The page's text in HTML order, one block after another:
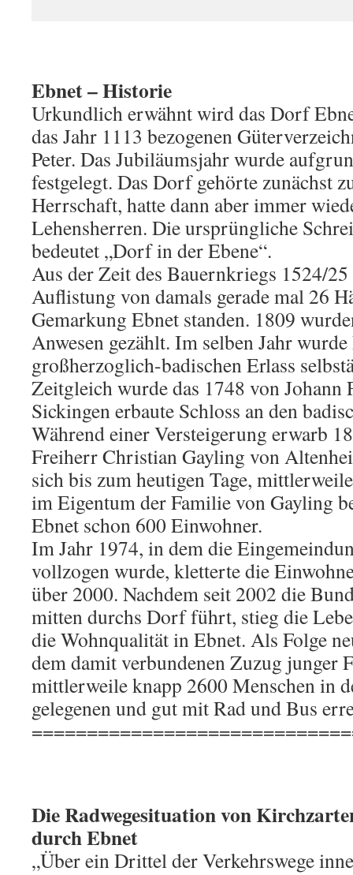
Ebnet – Historie
Urkundlich erwähnt wird das Dorf
das Jahr 1113 bezogenen
Peter. Das Jubiläumsjahr wurde
festgelegt. Das Dorf gehörte zunächst
Herrschaft, hatte dann aber immer
Lehensherren. Die ursprüngliche
bedeutet „Dorf in der Ebene“.
Aus der Zeit des Bauernkriegs 1524/
Auflistung von damals gerade mal 26
Gemarkung Ebnet standen. 1809
Anwesen gezählt. Im selben Jahr
großherzoglich-badischen Erlass
Zeitgleich wurde das 1748 von Johann
Sickingen erbaute Schloss an den
Während einer Versteigerung erwarb
Freiherr Christian Gayling von
sich bis zum heutigen Tage,
im Eigentum der Familie von Gayling
Ebnet schon 600 Einwohner.
Im Jahr 1974, in dem die
vollzogen wurde, kletterte die
über 2000. Nachdem seit 2002 die
mitten durchs Dorf führt, stieg die
die Wohnqualität in Ebnet. Als Folge
dem damit verbundenen Zuzug junger
mittlerweile knapp 2600 Menschen in
gelegenen und gut mit Rad und Bus
Die Radwegesituation von
durch Ebnet
„Über ein Drittel der Verkehrswege